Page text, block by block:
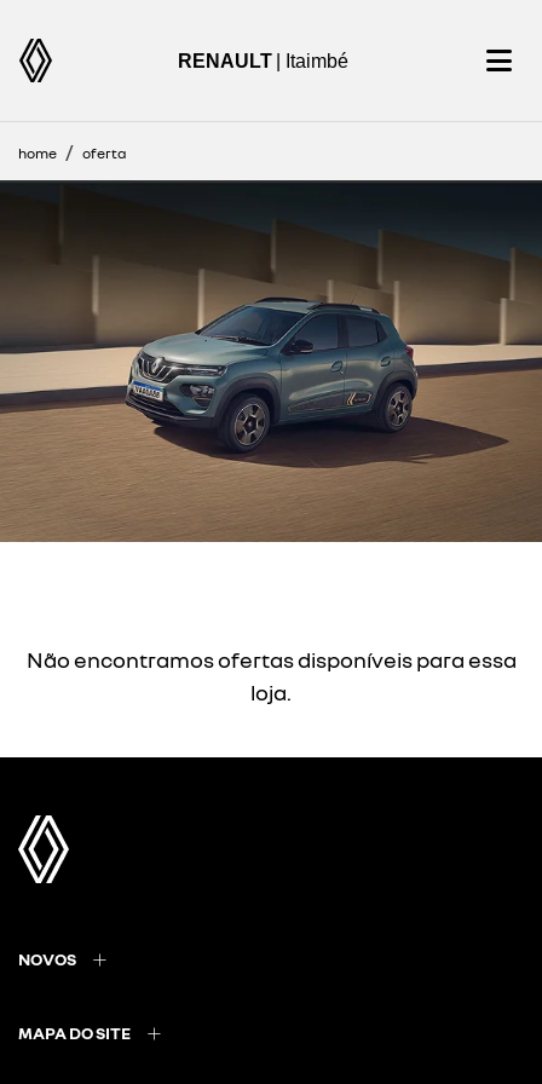
RENAULT | Itaimbé
home oferta
Não encontramos ofertas disponíveis para essa
loja.
NOVOS
MAPA DO SITE